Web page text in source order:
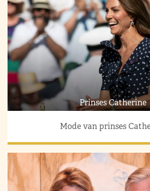
Prinses Catherine
Mode van prinses